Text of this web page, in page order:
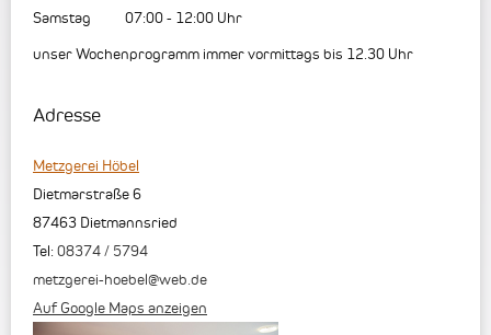
Samstag
07:00- 12:00 Uhr
unser Wochenprogramm immer vormittags bis 12.30 Uhr
Adresse
Metzgerei Höbel
Dietmarstraße 6
87463 Dietmannsried
Tel: 08374 / 5794
metzgerei-hoebel@web.de
Auf Google Maps anzeigen